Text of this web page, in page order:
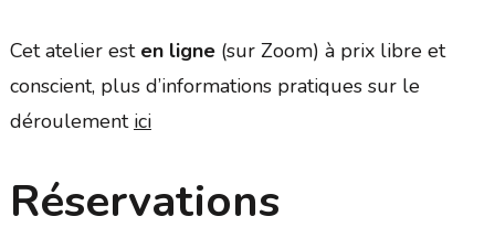
Cet atelier esten ligne(sur Zoom) à prix libre et
conscient, plus d’informations pratiques sur le
déroulement ici
Réservations